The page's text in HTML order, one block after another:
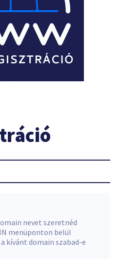
nevet szeretnéd
menüponton belül
kívánt domain szabad-e